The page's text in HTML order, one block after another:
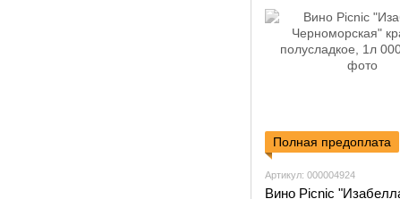
Полная предоплата
Артикул: 000004924
Вино Picnic